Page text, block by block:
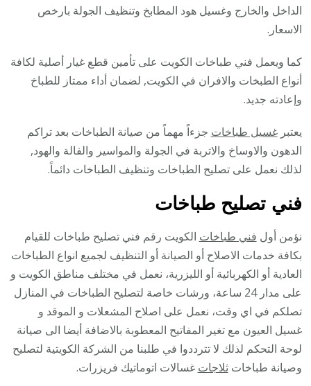
الداخل والخارج وغسيل هود المطابخ وتنظيف الجولة بارخص
الاسعار.
كما ويعمل فني طباخات الكويت على تأمين قطع غيار أصلية لكافة
أنواع الطبخات والافران في الكويت, لضمان أداء ممتاز للطباخ
وإعادته جديد.
يعتبرغسيل طباخات جزءاً مهماً من صيانة الطباخات بعد تراكم
الدهون والاوساخ والاتربة في الجولة والمواسير والفالة والهود,
لذلك نعمل على تصليح الطباخات وتنظيف الطباخات دائماً.
فني تصليح طباخات
نؤمن أول فني طباخات الكويت رقم فني تصليح طباخات للقيام
بكافة خدمات الاصلاح أو الصيانة أو التنظيف لجميع انواع الطباخات
العادية أو الكهربائية أو الليزرية، نعمل في مختلف مناطق الكويت و
على مدار 24 ساعة، ورشات خاصة لتصليح الطباخات في المنازل
تصلكم في اي وقت، نعمل على اصلاح المشعلات و الموقد و
غسيل العيون مع تغير المفاتيح المعطوبة بالاضافة أيضا الى صيانة
لوحة التحكم لذلك لا تترددوا في طلبنا من الشركة الكويتية لتصليح
وصيانة طباخاتثلاجات غسالات اتوماتيك فريزرات.